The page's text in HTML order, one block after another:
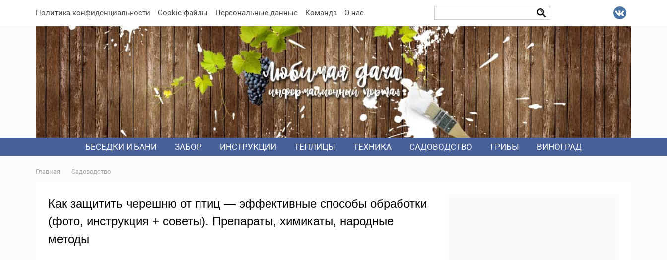
Политика конфиденциальности Cookie-файлы Персональные данные Команда О нас
БЕСЕДКИ И БАНИ ЗАБОР ИНСТРУКЦИИ ТЕПЛИЦЫ ТЕХНИКА САДОВОДСТВО ГРИБЫ ВИНОГРАД
Главная Садоводство
Как защитить черешню от птиц — эффективные способы обработки
(фото, инструкция + советы). Препараты, химикаты, народные
методы